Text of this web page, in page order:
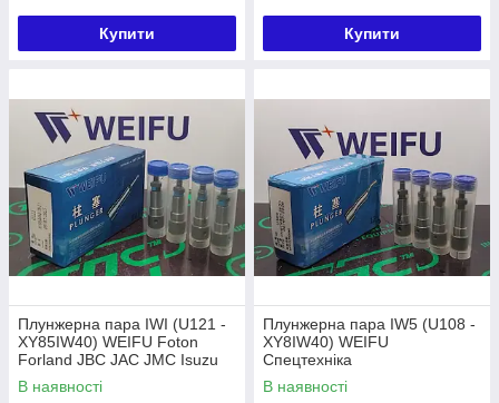
Купити Купити
Плунжерна пара IWI (U121 -
XY85IW40) WEIFU Foton
Forland JBC JAC JMC Isuzu
FAW
В наявності
Плунжерна пара IW5 (U108 -
XY8IW40) WEIFU
Спецтехніка
В наявності